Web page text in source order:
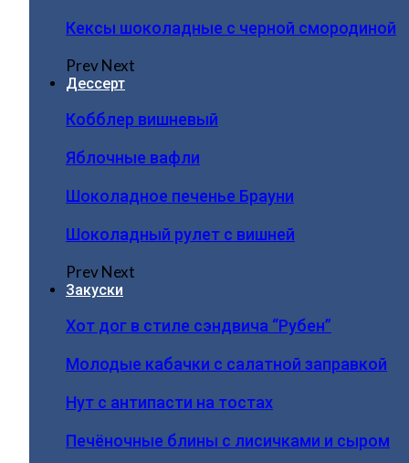
Кексы шоколадные с черной смородиной
PrevNext
Дессерт
Кобблер вишневый
Яблочные вафли
Шоколадное печенье Брауни
Шоколадный рулет с вишней
PrevNext
Закуски
Хот дог в стиле сэндвича “Рубен”
Молодые кабачки с салатной заправкой
Нут с антипасти на тостах
Печёночные блины с лисичками и сыром